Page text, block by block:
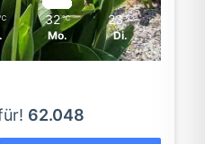
32 ℃
Mo.
23 ℃
Di.
62.048